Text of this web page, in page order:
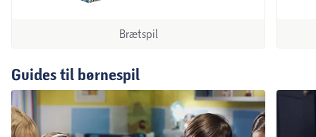
Brætspil
Guides til børnespil